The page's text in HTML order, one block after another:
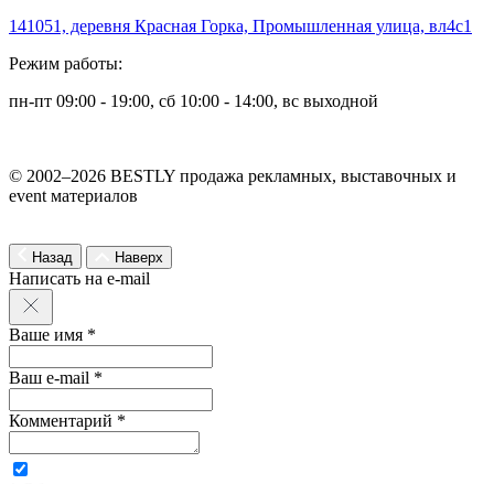
141051, деревня Красная Горка, Промышленная улица, вл4с1
Режим работы:
пн-пт 09:00 - 19:00, сб 10:00 - 14:00, вс выходной
© 2002–2026 BESTLY продажа рекламных, выставочных и
event материалов
Назад Наверх
Написать на e-mail
Ваше имя *
Ваш e-mail *
Комментарий *